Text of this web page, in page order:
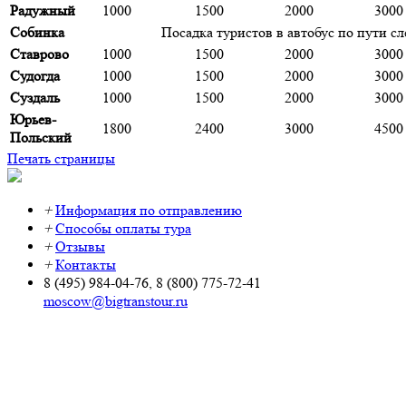
Радужный
1000 1500 2000
3000
Собинка
Посадка туристов в автобус по пути
Ставрово
1000 1500 2000
3000
Судогда
1000 1500 2000
3000
Суздаль
1000 1500 2000
3000
Юрьев-
Польский
1800 2400 3000
4500
Печать страницы
+ Информация по отправлению
+ Способы оплаты тура
+ Отзывы
+ Контакты
8 (495) 984-04-76, 8 (800) 775-72-41
moscow@bigtranstour.ru